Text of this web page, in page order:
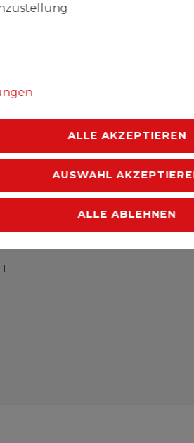
ALLE AKZEPTIEREN
AUSWAHL
ALLE ABLEHNEN